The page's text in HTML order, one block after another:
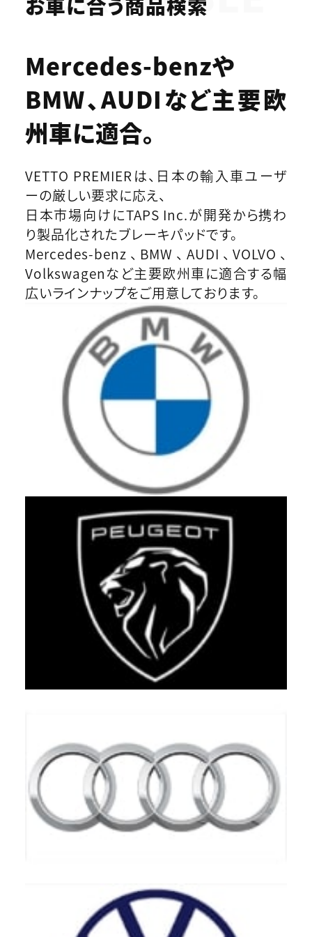
Mercedes-benzや
BMW、AUDIなど主要欧
州車に適合。
VETTO PREMIERは、日本の輸入車ユーザ
ーの厳しい要求に応え、
日本市場向けにTAPS Inc.が開発から携わ
り製品化されたブレーキパッドです。
Mercedes-benz、BMW、AUDI、VOLVO、
Volkswagenなど主要欧州車に適合する幅
広いラインナップをご用意しております。